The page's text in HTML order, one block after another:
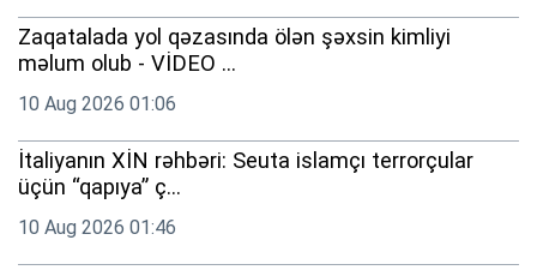
Zaqatalada yol qəzasında ölən şəxsin kimliyi
məlum olub - VİDEO ...
10 Aug 2026 01:06
İtaliyanın XİN rəhbəri: Seuta islamçı terrorçular
üçün “qapıya” ç...
10 Aug 2026 01:46